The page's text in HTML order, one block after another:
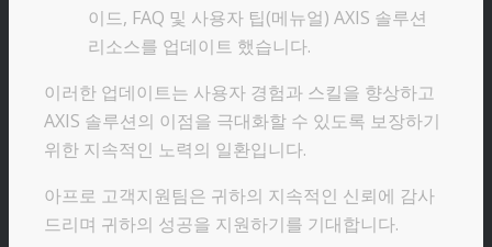
이드, FAQ 및 사용자 팁(메뉴얼) AXIS 솔루션
리소스를 업데이트 했습니다.
이러한 업데이트는 사용자 경험과 스킬을 향상하고
AXIS 솔루션의 이점을 극대화할 수 있도록 보장하기
위한 지속적인 노력의 일환입니다.
아프로 고객지원팀은 귀하의 지속적인 신뢰에 감사
드리며 귀하의 성공을 지원하기를 기대합니다.